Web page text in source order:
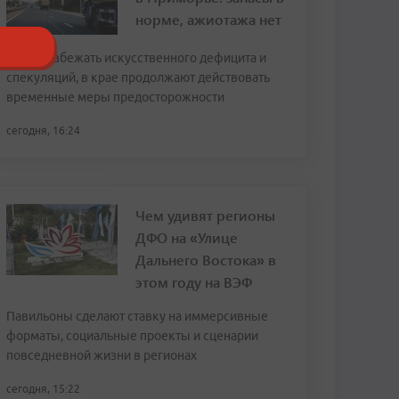
норме, ажиотажа нет
Чтобы избежать искусственного дефицита и
спекуляций, в крае продолжают действовать
временные меры предосторожности
сегодня, 16:24
Чем удивят регионы
ДФО на «Улице
Дальнего Востока» в
этом году на ВЭФ
Павильоны сделают ставку на иммерсивные
форматы, социальные проекты и сценарии
повседневной жизни в регионах
сегодня, 15:22